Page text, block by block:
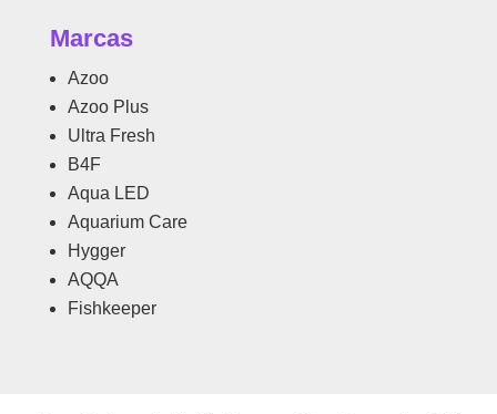
Marcas
Azoo
Azoo Plus
Ultra Fresh
B4F
Aqua LED
Aquarium Care
Hygger
AQQA
Fishkeeper